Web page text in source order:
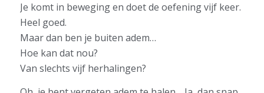
Je komt in beweging en doet de oefening vijf keer.
Heel goed.
Maar dan ben je buiten adem…
Hoe kan dat nou?
Van slechts vijf herhalingen?